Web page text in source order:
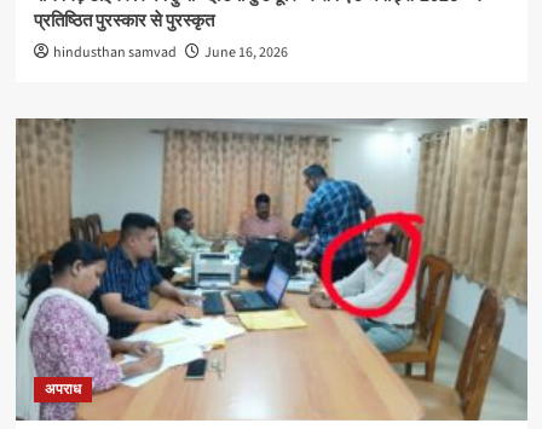
प्रतिष्ठित पुरस्कार से पुरस्कृत
hindusthan samvad June 16, 2026
अपराध